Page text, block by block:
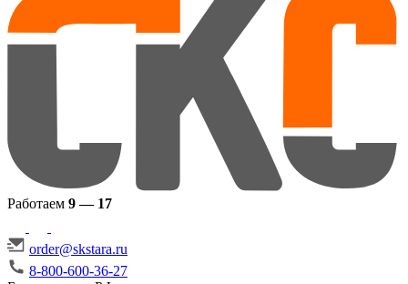
Работаем 9 — 17
order@skstara.ru
8-800-600-36-27